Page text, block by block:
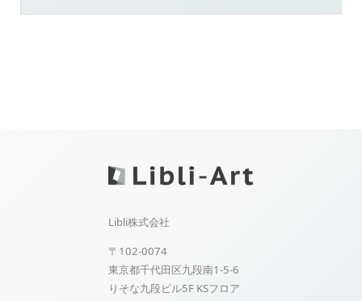
Libli株式会社
〒102-0074
東京都千代田区九段南1-5-6
りそな九段ビル5F KSフロア